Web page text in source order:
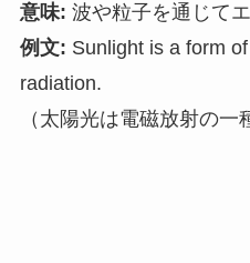
意味: 波や粒子を通じて
例文: Sunlight is a form
radiation.
（太陽光は電磁放射の一